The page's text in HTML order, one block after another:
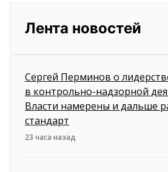
Лента новостей
Сергей Перминов о
в контрольно-надзорной
Власти намерены и дальше
стандарт
23 часа назад